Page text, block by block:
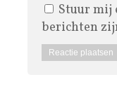
Stuur mij
berichten